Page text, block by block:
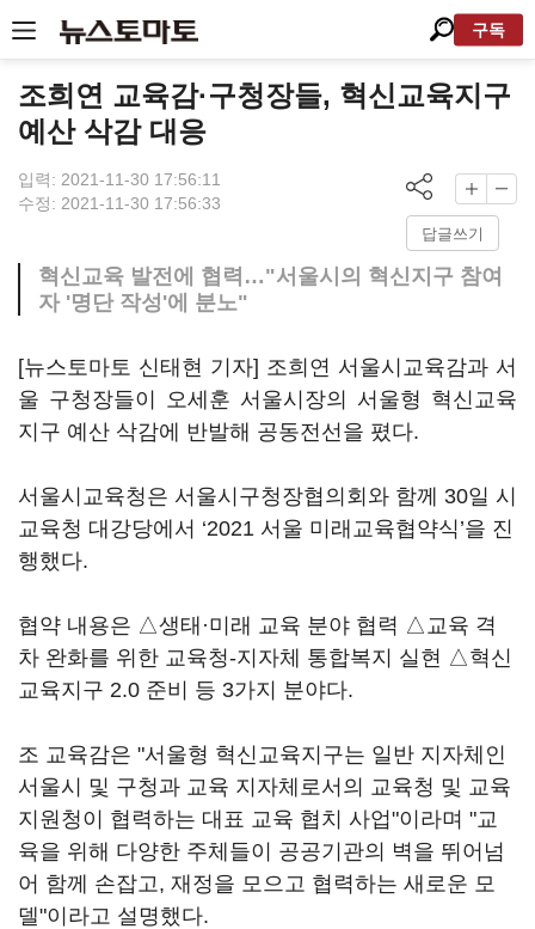
구독
조희연 교육감·구청장들, 혁신교육지구
예산 삭감 대응
입력: 2021-11-30 17:56:11
수정: 2021-11-30 17:56:33
답글쓰기
혁신교육 발전에 협력…"서울시의 혁신지구 참여
자 '명단 작성'에 분노"
[뉴스토마토 신태현 기자] 조희연 서울시교육감과 서
울 구청장들이 오세훈 서울시장의 서울형 혁신교육
지구 예산 삭감에 반발해 공동전선을 폈다.
서울시교육청은 서울시구청장협의회와 함께 30일 시
교육청 대강당에서 ‘2021 서울 미래교육협약식’을 진
행했다.
협약 내용은 △생태·미래 교육 분야 협력 △교육 격
차 완화를 위한 교육청-지자체 통합복지 실현 △혁신
교육지구 2.0 준비 등 3가지 분야다.
조 교육감은 "서울형 혁신교육지구는 일반 지자체인
서울시 및 구청과 교육 지자체로서의 교육청 및 교육
지원청이 협력하는 대표 교육 협치 사업"이라며 "교
육을 위해 다양한 주체들이 공공기관의 벽을 뛰어넘
어 함께 손잡고, 재정을 모으고 협력하는 새로운 모
델"이라고 설명했다.